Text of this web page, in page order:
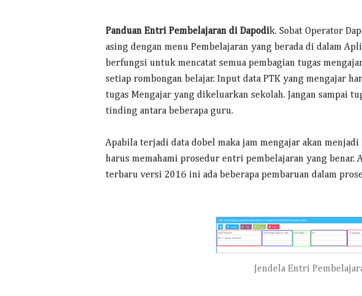
Panduan Entri Pembelajaran di Dapodik. Sobat Operator
asing dengan menu Pembelajaran yang berada di dalam
berfungsi untuk mencatat semua pembagian tugas
setiap rombongan belajar. Input data PTK yang mengajar
tugas Mengajar yang dikeluarkan sekolah. Jangan sampai
tinding antara beberapa guru.
Apabila terjadi data dobel maka jam mengajar akan
harus memahami prosedur entri pembelajaran yang benar.
terbaru versi 2016 ini ada beberapa pembaruan dalam
Jendela Entri